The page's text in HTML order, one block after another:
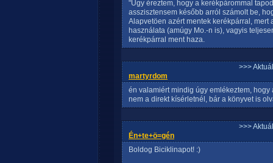
"Úgy éreztem, hogy a kerékpárommal
asszisztensem később arról számolt be,
Alapvetöen azért mentek kerékpárral,
használata (amúgy Mo.-n is), vagyis
kerékpárral ment haza.
>>>
martyrdom
én valamiért mindig úgy emlékeztem,
nem a direkt kísérletnél, bár a könyvet is
>>>
Én+te+ö=gén
Boldog Biciklinapot! :)